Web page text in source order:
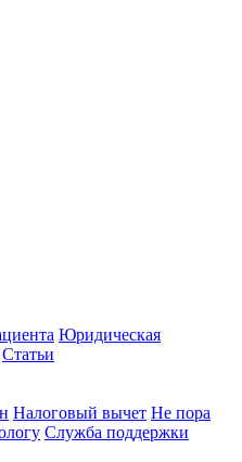
Юридическая
Статьи
Налоговый вычет Не пора
Служба поддержки